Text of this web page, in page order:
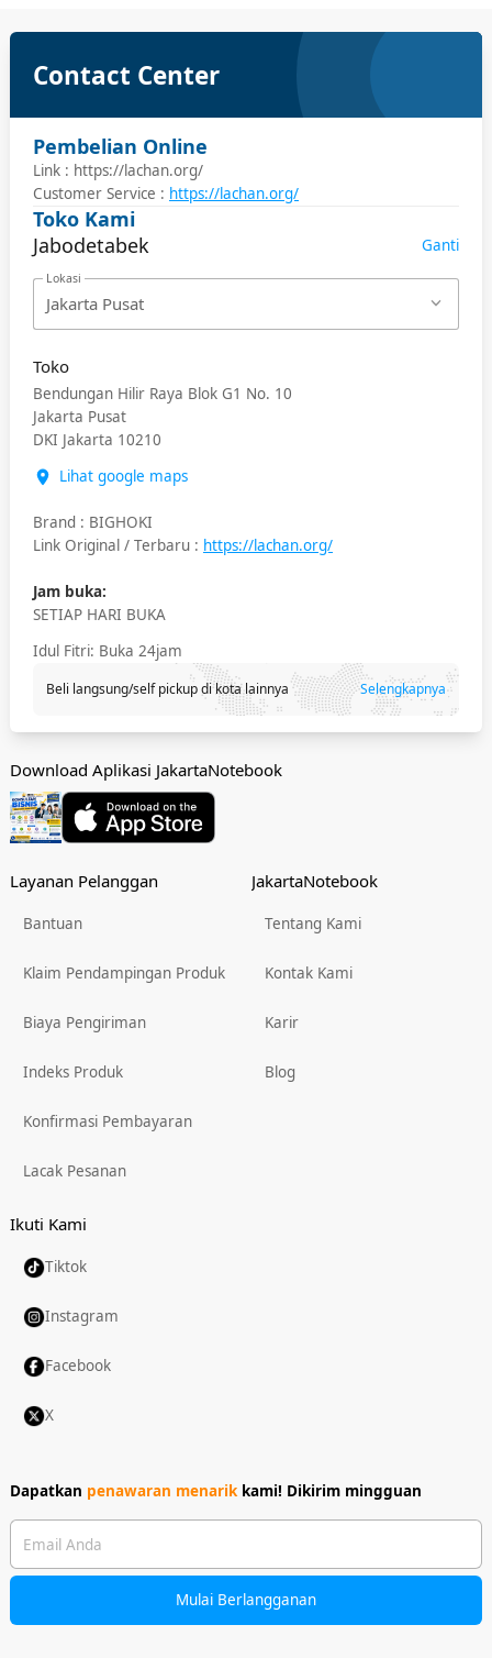
Contact Center
Pembelian Online
Link : https://lachan.org/
Customer Service : https://lachan.org/
Toko Kami
Jabodetabek
Ganti
Lokasi
Jakarta Pusat
Toko
Bendungan Hilir Raya Blok G1 No. 10
Jakarta Pusat
DKI Jakarta 10210
Lihat google maps
Brand : BIGHOKI
Link Original / Terbaru : https://lachan.org/
Jam buka:
SETIAP HARI BUKA
Idul Fitri: Buka 24jam
Beli langsung/self pickup di kota lainnya Selengkapnya
Download Aplikasi JakartaNotebook
Layanan Pelanggan
Bantuan
Klaim Pendampingan Produk
Biaya Pengiriman
Indeks Produk
Konfirmasi Pembayaran
Lacak Pesanan
JakartaNotebook
Tentang Kami
Kontak Kami
Karir
Blog
Ikuti Kami
Tiktok
Instagram
Facebook
X
Dapatkan penawaran menarik kami! Dikirim mingguan
Email Anda
Mulai Berlangganan